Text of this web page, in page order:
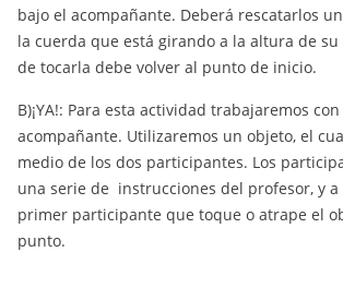
bajo el acompañante. Deberá rescatarlos
la cuerda que está girando a la altura de su
de tocarla debe volver al punto de inicio.
B)¡YA!: Para esta actividad trabajaremos
acompañante. Utilizaremos un objeto, el
medio de los dos participantes. Los
una serie de instrucciones del profesor, y a
primer participante que toque o atrape el
punto.